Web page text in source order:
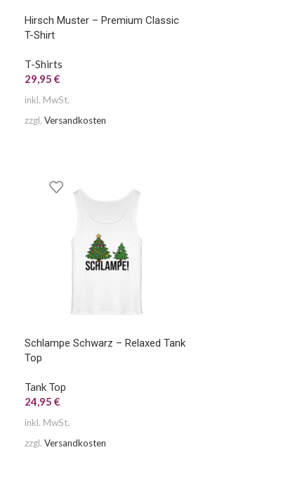
Hirsch Muster – Premium Classic
T-Shirt
T-Shirts
29,95€
inkl. MwSt.
zzgl.Versandkosten
Schlampe Schwarz – Relaxed Tank
Top
Tank Top
24,95€
inkl. MwSt.
zzgl.Versandkosten